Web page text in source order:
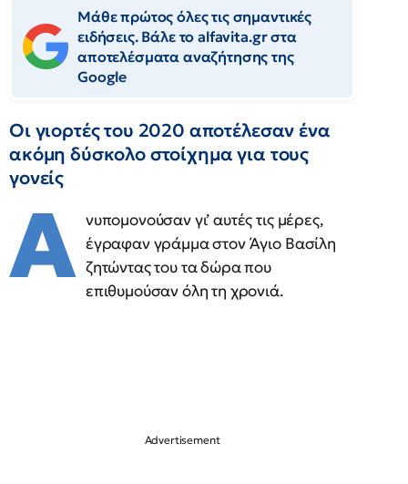
Μάθε πρώτος όλες τις σημαντικές
ειδήσεις. Βάλε το alfavita.gr στα
αποτελέσματα αναζήτησης της
Google
Οι γιορτές του 2020 αποτέλεσαν ένα
ακόμη δύσκολο στοίχημα για τους
γονείς
Α νυπομονούσαν γι’ αυτές τις μέρες,
έγραφαν γράμμα στον Άγιο Βασίλη
ζητώντας του τα δώρα που
επιθυμούσαν όλη τη χρονιά.